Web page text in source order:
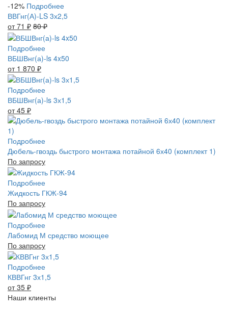
-12% Подробнее
ВВГнг(А)-LS 3х2,5
от 71 ₽ 80₽
Подробнее
ВБШВнг(а)-ls 4x50
от 1 870 ₽
Подробнее
ВБШВнг(а)-ls 3х1,5
от 45 ₽
Подробнее
Дюбель-гвоздь быстрого монтажа потайной 6х40 (комплект 1)
По запросу
Подробнее
Жидкость ГКЖ-94
По запросу
Подробнее
Лабомид М средство моющее
По запросу
Подробнее
КВВГнг 3х1,5
от 35 ₽
Наши клиенты